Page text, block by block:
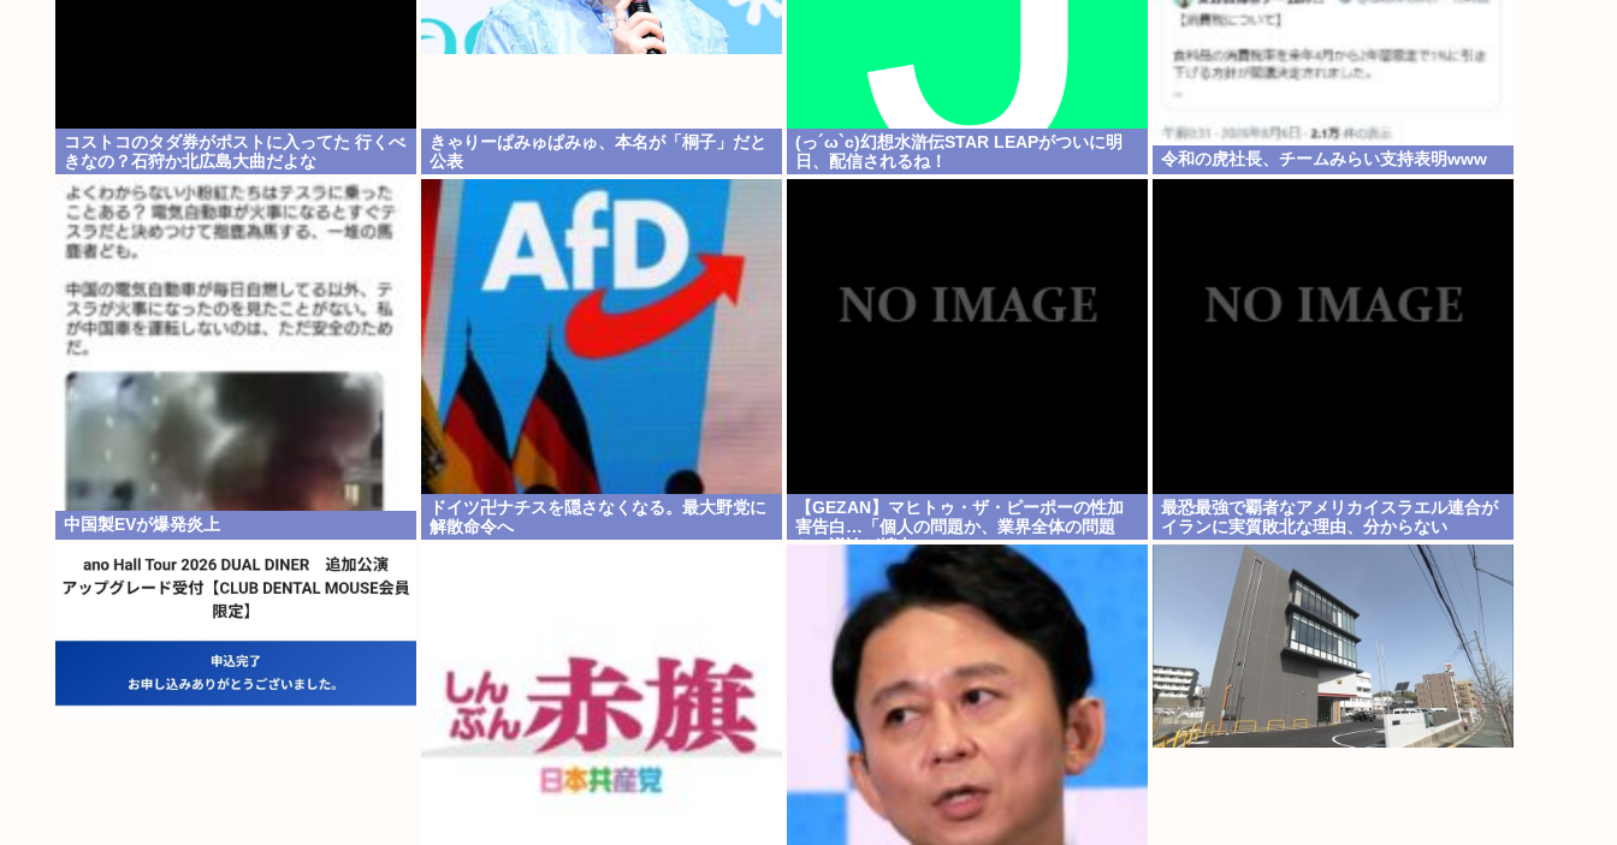
コストコのタダ券がポストに入ってた 行くべ
きなの？石狩か北広島大曲だよな
きゃりーぱみゅぱみゅ、本名が「桐子」だと
公表
(っ´ω`c)幻想水滸伝STAR LEAPがついに明
日、配信されるね！
令和の虎社長、チームみらい支持表明www
中国製EVが爆発炎上
ドイツ卍ナチスを隠さなくなる。最大野党に
解散命令へ
【GEZAN】マヒトゥ・ザ・ピーポーの性加
害告白…「個人の問題か、業界全体の問題
か」議論が拡大
最恐最強で覇者なアメリカイスラエル連合が
イランに実質敗北な理由、分からない